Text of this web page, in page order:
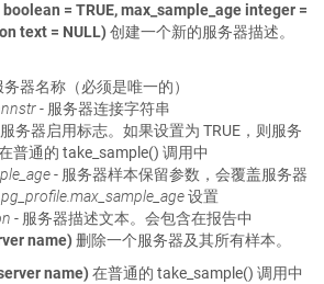
= TRUE, max_sample_age integer =
text = NULL) 创建一个新的服务器描述。
务器名称（必须是唯一的）
- 服务器连接字符串
务器启用标志。如果设置为 TRUE，则服务
普通的 take_sample() 调用中
- 服务器样本保留参数，会覆盖服务器
pg_profile.max_sample_age设置
- 服务器描述文本。会包含在报告中
name) 删除一个服务器及其所有样本。
name) 在普通的 take_sample() 调用中